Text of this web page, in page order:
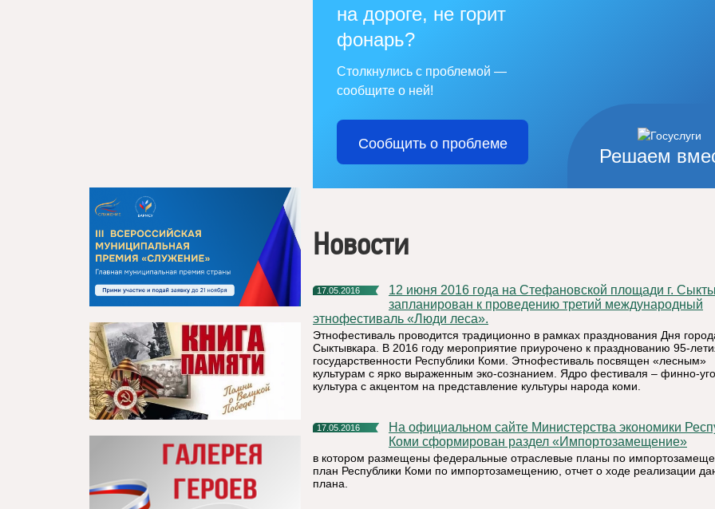
Решаем
на дороге, не горит
фонарь?
Столкнулись с проблемой —
сообщите о ней!
Сообщить о проблеме
Новости
17.05.2016
12 июня 2016 года на Стефановской площади г. Сыктывкар
запланирован к проведению третий международный
этнофестиваль «Люди леса».
Этнофестиваль проводится традиционно в рамках празднования Дня
Сыктывкара. В 2016 году мероприятие приурочено к празднованию 95-
государственности Республики Коми. Этнофестиваль посвящен «лесным»
культурам с ярко выраженным эко-сознанием. Ядро фестиваля – финно-
культура с акцентом на представление культуры народа коми.
17.05.2016
На официальном сайте Министерства экономики Республики
Коми сформирован раздел «Импортозамещение»
в котором размещены федеральные отраслевые планы по
план Республики Коми по импортозамещению, отчет о ходе реализации
плана.